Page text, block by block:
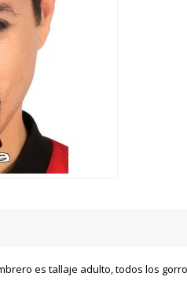
es tallaje adulto, todos los